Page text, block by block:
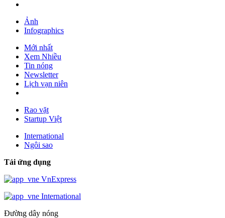
Ảnh
Infographics
Mới nhất
Xem Nhiều
Tin nóng
Newsletter
Lịch vạn niên
Rao vặt
Startup Việt
International
Ngôi sao
Tải ứng dụng
VnExpress
International
Đường dây nóng